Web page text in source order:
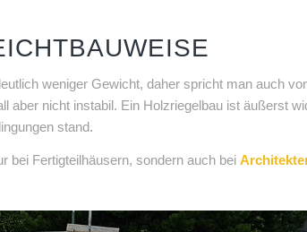
weniger Gewicht, daher spricht man auch
aber nicht instabil. Ein Holzriegelbau ist äußerst
stand.
bei Fertigteilhäusern, sondern auch bei